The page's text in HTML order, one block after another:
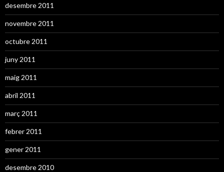
desembre 2011
novembre 2011
octubre 2011
juny 2011
maig 2011
abril 2011
març 2011
febrer 2011
gener 2011
desembre 2010